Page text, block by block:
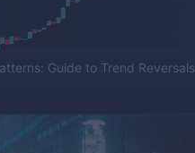
Guide to Trend Reversals